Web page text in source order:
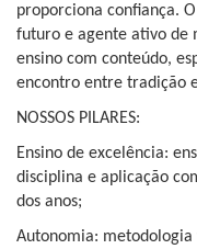
proporciona confiança.
futuro e agente ativo de
ensino com conteúdo,
encontro entre tradição
NOSSOS PILARES:
Ensino de excelência:
disciplina e aplicação
dos anos;
Autonomia: